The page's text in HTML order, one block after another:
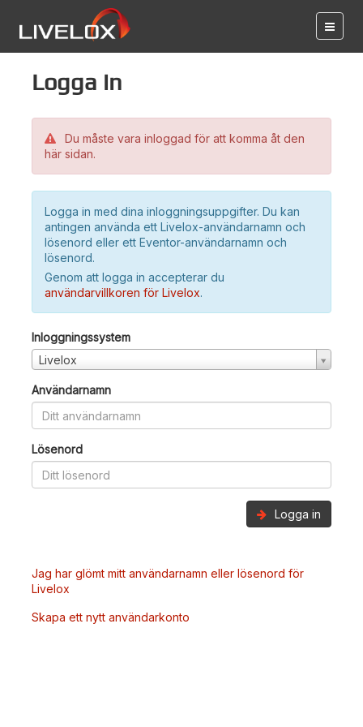
Logga in
Du måste vara inloggad för att komma åt den
här sidan.
Logga in med dina inloggningsuppgifter. Du kan
antingen använda ett Livelox-användarnamn och
lösenord eller ett Eventor-användarnamn och
lösenord.
Genom att logga in accepterar du
användarvillkoren för Livelox.
Inloggningssystem
Livelox
Användarnamn
Lösenord
Logga in
Jag har glömt mitt användarnamn eller lösenord för
Livelox
Skapa ett nytt användarkonto